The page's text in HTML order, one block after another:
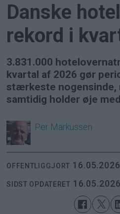
Danske
rekord i
3.831.000
kvartal af 2026 gør
stærkeste nogensinde,
samtidig holder øje
Per Markussen
OFFENTLIGGJORT
SIDST OPDATERET